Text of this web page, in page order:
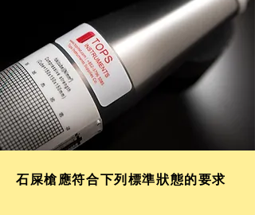
石屎槍應符合下列標準狀態的要求